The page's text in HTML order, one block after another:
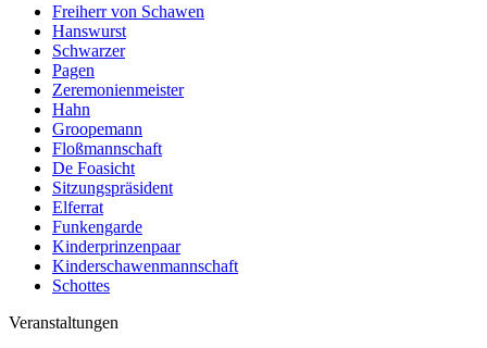
Freiherr von Schawen
Hanswurst
Schwarzer
Pagen
Zeremonienmeister
Hahn
Groopemann
Floßmannschaft
De Foasicht
Sitzungspräsident
Elferrat
Funkengarde
Kinderprinzenpaar
Kinderschawenmannschaft
Schottes
Veranstaltungen